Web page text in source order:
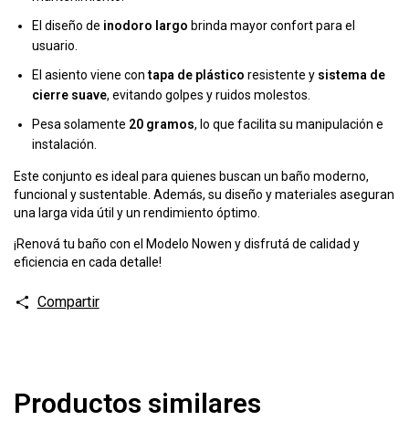
El diseño de inodoro largo brinda mayor confort para el
usuario.
El asiento viene contapa de plástico resistente y sistema de
cierre suave, evitando golpes y ruidos molestos.
Pesa solamente 20 gramos, lo que facilita su manipulación e
instalación.
Este conjunto es ideal para quienes buscan un baño moderno,
funcional y sustentable. Además, su diseño y materiales aseguran
una larga vida útil y un rendimiento óptimo.
¡Renová tu baño con el Modelo Nowen y disfrutá de calidad y
eficiencia en cada detalle!
Compartir
Productos similares